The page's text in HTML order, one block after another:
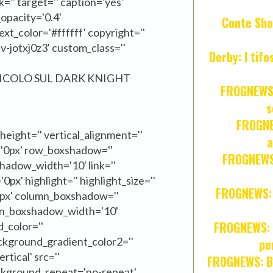
copyright=''
jotxj0z3' custom_class=''
SUL DARK KNIGHT
vertical_alignment=''
row_boxshadow=''
link=''
highlight='' highlight_size=''
column_boxshadow=''
src=''
Conte
Derby: I